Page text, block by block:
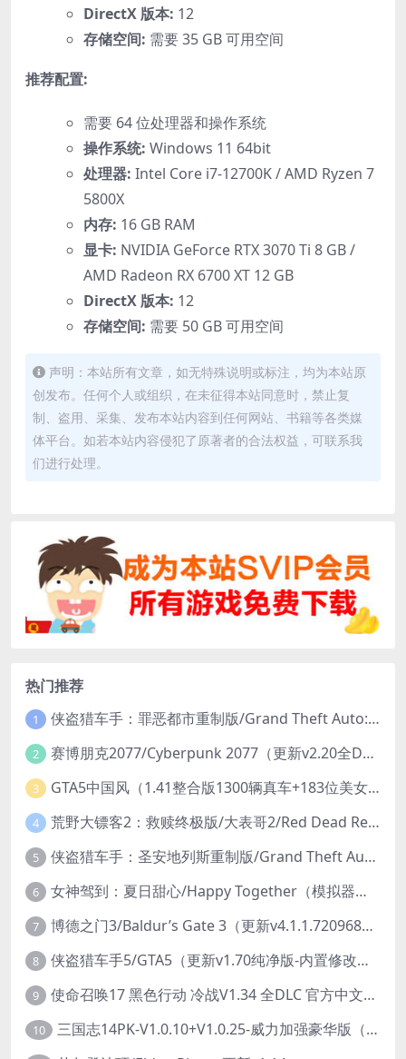
DirectX 版本: 12
存储空间: 需要 35 GB 可用空间
推荐配置:
需要 64 位处理器和操作系统
操作系统: Windows 11 64bit
处理器: Intel Core i7-12700K / AMD Ryzen 7
5800X
内存: 16 GB RAM
显卡: NVIDIA GeForce RTX 3070 Ti 8 GB /
AMD Radeon RX 6700 XT 12 GB
DirectX 版本: 12
存储空间: 需要 50 GB 可用空间
声明：本站所有文章，如无特殊说明或标注，均为本站原
创发布。任何个人或组织，在未征得本站同意时，禁止复
制、盗用、采集、发布本站内容到任何网站、书籍等各类媒
体平台。如若本站内容侵犯了原著者的合法权益，可联系我
们进行处理。
热门推荐
1 侠盗猎车手：罪恶都市重制版/Grand Theft Auto: Vice City – The Definitive Edition
2 赛博朋克2077/Cyberpunk 2077（更新v2.20全DLC）
3 GTA5中国风（1.41整合版1300辆真车+183位美女与英雄+200%存档）
4 荒野大镖客2：救赎终极版/大表哥2/Red Dead Redemption 2: Ultimate Edition（更新v1491.50终极版）
5 侠盗猎车手：圣安地列斯重制版/Grand Theft Auto: San Andreas – The Definitive Edition（更新v1.113.49697469）
6 女神驾到：夏日甜心/Happy Together（模拟器版-升级豪华终极珍藏版+全DLC）
7 博德之门3/Baldur’s Gate 3（更新v4.1.1.7209685）
8 侠盗猎车手5/GTA5（更新v1.70纯净版-内置修改器+通关存档）
9 使命召唤17 黑色行动 冷战V1.34 全DLC 官方中文版COD17
10 三国志14PK-V1.0.10+V1.0.25-威力加强豪华版（武将面容套装-全DLC+季票+特典+中文语音+编辑修改器）